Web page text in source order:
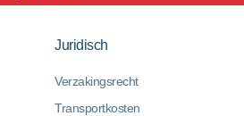
Juridisch
Verzakingsrecht
Transportkosten